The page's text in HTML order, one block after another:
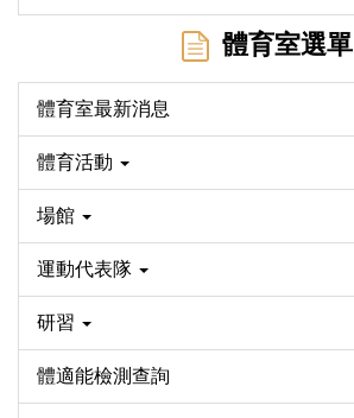
體育室選單
體育室最新消息
體育活動
場館
運動代表隊
研習
體適能檢測查詢